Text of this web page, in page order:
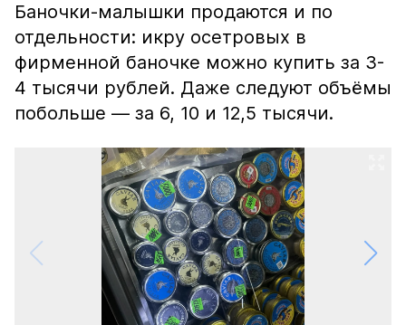
Баночки-малышки продаются и по
отдельности: икру осетровых в
фирменной баночке можно купить за 3-
4 тысячи рублей. Даже следуют объёмы
побольше — за 6, 10 и 12,5 тысячи.